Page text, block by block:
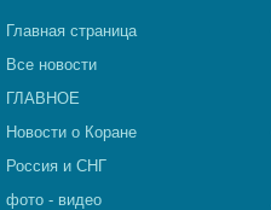
Главная страница
Все новости
ГЛАВНОЕ
Новости о Коране
Россия и СНГ
фото - видео